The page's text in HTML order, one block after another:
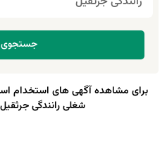
برای مشاهده آگهی های استخدام
شغلی رانندگی